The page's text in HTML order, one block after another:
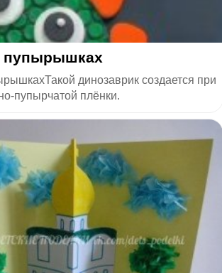
пупырышках
динозаврик создается при
пупырчатой плёнки.